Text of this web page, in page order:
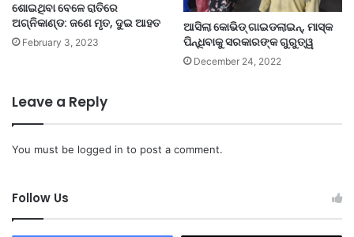
ଶୋଇଥିବା ବେଳେ ରାତିରେ
ଅଗ୍ନିକାଣ୍ଡ: ଜଣେ ମୃତ, ଦୁଇ ଆହତ
February 3, 2023
ଆସିଲା କୋଭିଡ୍ ଗାଇଡଲାଇନ୍, ମାସ୍କ
ପିନ୍ଧିବାକୁ ସରକାରଙ୍କ ଗୁରୁତ୍ୱ
December 24, 2022
Leave a Reply
You must be logged in to post a comment.
Follow Us